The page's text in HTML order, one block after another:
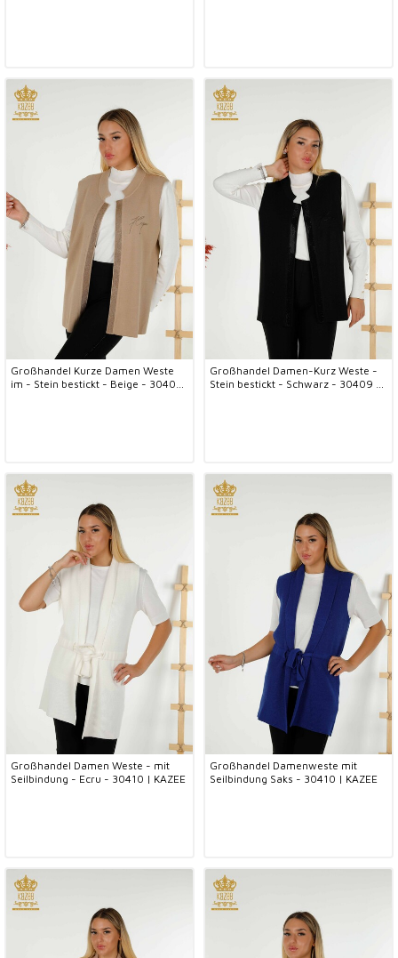
Großhandel Kurze Damen Weste
im - Stein bestickt - Beige - 30409
Großhandel Damen-Kurz Weste -
Stein bestickt - Schwarz - 30409 |
Großhandel Damen Weste - mit
Seilbindung - Ecru - 30410 | KAZEE
Großhandel Damenweste mit
Seilbindung Saks - 30410 | KAZEE